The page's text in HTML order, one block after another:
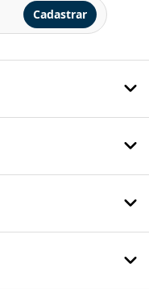
Cadastrar